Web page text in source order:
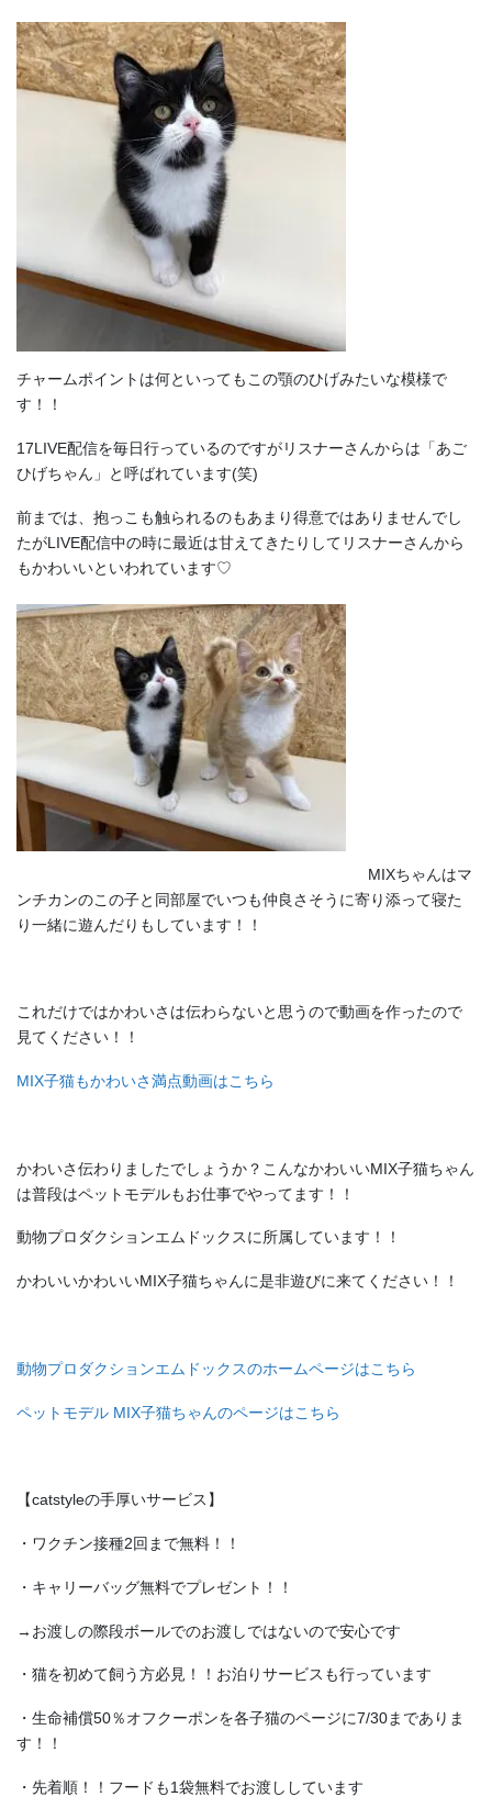
チャームポイントは何といってもこの顎のひげみたいな模様で
す！！
17LIVE配信を毎日行っているのですがリスナーさんからは「あご
ひげちゃん」と呼ばれています(笑)
前までは、抱っこも触られるのもあまり得意ではありませんでし
たがLIVE配信中の時に最近は甘えてきたりしてリスナーさんから
もかわいいといわれています♡
MIXちゃんはマ
ンチカンのこの子と同部屋でいつも仲良さそうに寄り添って寝た
り一緒に遊んだりもしています！！
これだけではかわいさは伝わらないと思うので動画を作ったので
見てください！！
MIX子猫もかわいさ満点動画はこちら
かわいさ伝わりましたでしょうか？こんなかわいいMIX子猫ちゃん
は普段はペットモデルもお仕事でやってます！！
動物プロダクションエムドックスに所属しています！！
かわいいかわいいMIX子猫ちゃんに是非遊びに来てください！！
動物プロダクションエムドックスのホームページはこちら
ペットモデル MIX子猫ちゃんのページはこちら
【catstyleの手厚いサービス】
・ワクチン接種2回まで無料！！
・キャリーバッグ無料でプレゼント！！
→お渡しの際段ボールでのお渡しではないので安心です
・猫を初めて飼う方必見！！お泊りサービスも行っています
・生命補償50％オフクーポンを各子猫のページに7/30までありま
す！！
・先着順！！フードも1袋無料でお渡ししています